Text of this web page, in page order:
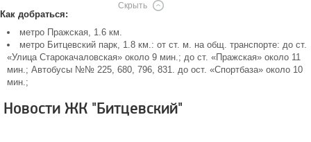
Скрыть
Как добраться:
метро Пражская, 1.6 км.
метро Битцевский парк, 1.8 км.: от ст. м. на общ. транспорте: до ст.
«Улица Старокачаловская» около 9 мин.; до ст. «Пражская» около 11
мин.; Автобусы №№ 225, 680, 796, 831. до ост. «Спортбаза» около 10
мин.;
Новости ЖК "Битцевский"